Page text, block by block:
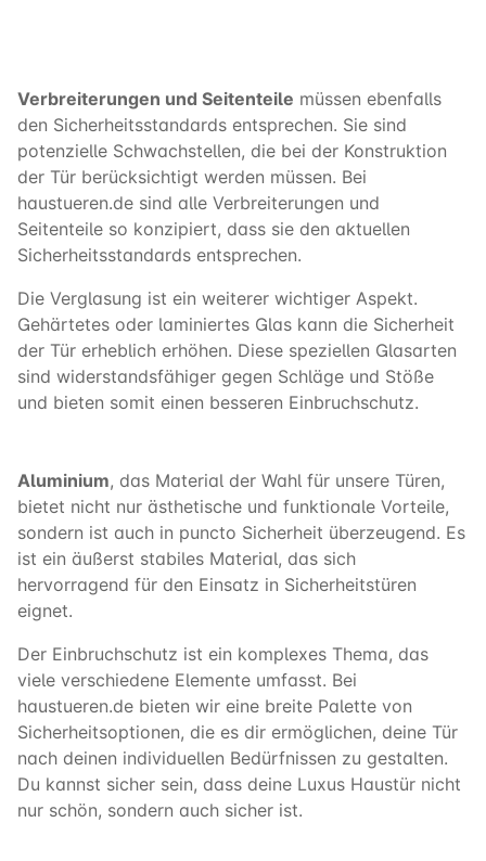
Verbreiterungen und Seitenteile müssen ebenfalls
den Sicherheitsstandards entsprechen. Sie sind
potenzielle Schwachstellen, die bei der Konstruktion
der Tür berücksichtigt werden müssen. Bei
haustueren.de sind alle Verbreiterungen und
Seitenteile so konzipiert, dass sie den aktuellen
Sicherheitsstandards entsprechen.
Die Verglasung ist ein weiterer wichtiger Aspekt.
Gehärtetes oder laminiertes Glas kann die Sicherheit
der Tür erheblich erhöhen. Diese speziellen Glasarten
sind widerstandsfähiger gegen Schläge und Stöße
und bieten somit einen besseren Einbruchschutz.
Aluminium, das Material der Wahl für unsere Türen,
bietet nicht nur ästhetische und funktionale Vorteile,
sondern ist auch in puncto Sicherheit überzeugend. Es
ist ein äußerst stabiles Material, das sich
hervorragend für den Einsatz in Sicherheitstüren
eignet.
Der Einbruchschutz ist ein komplexes Thema, das
viele verschiedene Elemente umfasst. Bei
haustueren.de bieten wir eine breite Palette von
Sicherheitsoptionen, die es dir ermöglichen, deine Tür
nach deinen individuellen Bedürfnissen zu gestalten.
Du kannst sicher sein, dass deine Luxus Haustür nicht
nur schön, sondern auch sicher ist.